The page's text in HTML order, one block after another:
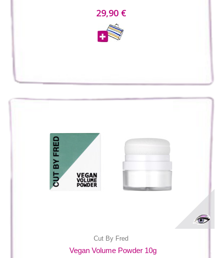
29,90 €
Cut By Fred
Vegan Volume Powder 10g